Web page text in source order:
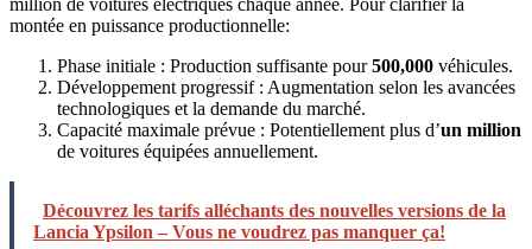
montée en puissance productionnelle:
Phase initiale : Production suffisante pour500,000 véhicules.
Développement progressif : Augmentation selon les avancées
technologiques et la demande du marché.
Capacité maximale prévue : Potentiellement plus d’un million
de voitures équipées annuellement.
Découvrez les tarifs alléchants des nouvelles versions de la
Lancia Ypsilon – Vous ne voudrez pas manquer ça!